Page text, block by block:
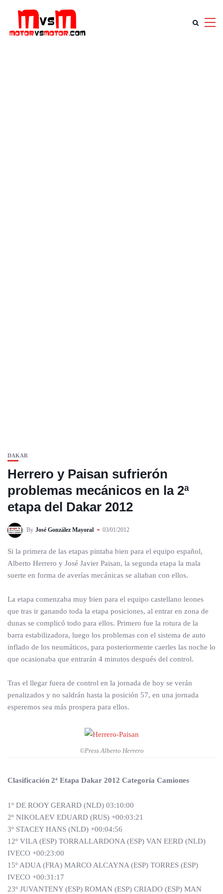
DAKAR
Herrero y Paisan sufrierón
problemas mecánicos en la 2ª
etapa del Dakar 2012
By José González Mayoral 03/01/2012
Si la primera de las etapas pintaba bien para el equipo español,
Alberto Herrero y José Javier Paisan, la segunda etapa la mala
suerte en forma de averías mecánicas se aliaban con ellos.
La etapa comenzaba muy bien para el equipo castellano leones
que tras ir ganando toda la etapa posiciones, al entrar en zona de
dunas se complicó todo para ellos. Primero fue la rotura de la
barra estabilizadora, luego los problemas con el sistema de auto
inflado de los neumáticos, para posteriormente caerles las noche lo
que ocasionaba que entrarán 4 minutos después del control.
Tras el llegar fuera de control en la jornada de hoy se verán
penalizados y no saldrán hasta la posición 57, en una jornada
esperemos sea más prospera para ellos.
©Press Alberto Herrero
Clasificación 2ª Etapa Dakar 2012 Categoría Camiones
1º DE ROOY GERARD (NLD) 03:10:00
2º NIKOLAEV EDUARD (RUS) +00:03:21
3º STACEY HANS (NLD) +00:04:56
12º VILA (ESP) TORRALLARDONA (ESP) VAN EERD (NLD)
IVECO +00:23:00
15º ADUA (FRA) MARCO ALCAYNA (ESP) TORRES (ESP)
IVECO +00:31:17
23º JUVANTENY (ESP) ROMAN (ESP) CRIADO (ESP) MAN